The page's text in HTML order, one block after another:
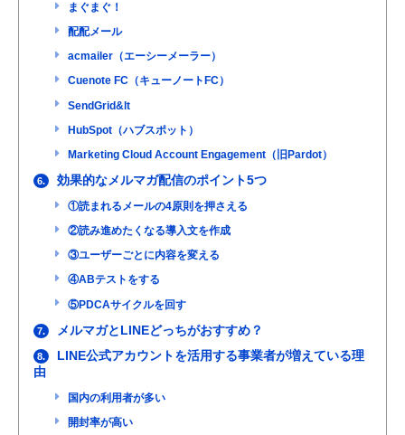
まぐまぐ！
配配メール
acmailer（エーシーメーラー）
Cuenote FC（キューノートFC）
SendGrid&lt
HubSpot（ハブスポット）
Marketing Cloud Account Engagement（旧Pardot）
6. 効果的なメルマガ配信のポイント5つ
①読まれるメールの4原則を押さえる
②読み進めたくなる導入文を作成
③ユーザーごとに内容を変える
④ABテストをする
⑤PDCAサイクルを回す
7. メルマガとLINEどっちがおすすめ？
8.
LINE公式アカウントを活用する事業者が増えている理
由
国内の利用者が多い
開封率が高い